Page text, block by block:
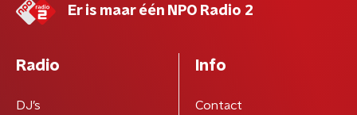
Er is maar één NPO Radio 2
Radio
DJ’s
Info
Contact